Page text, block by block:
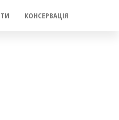
КОНСЕРВАЦІЯ